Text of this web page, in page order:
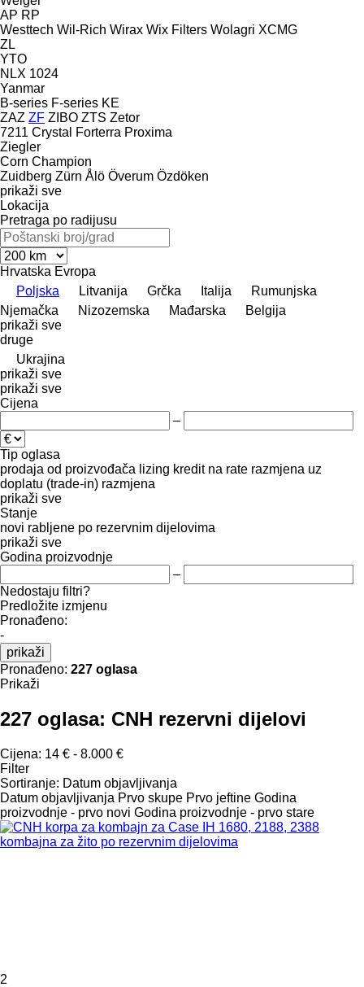
AP RP
Westtech Wil-Rich Wirax Wix Filters Wolagri XCMG
ZL
YTO
NLX 1024
Yanmar
B-series F-series KE
ZAZ ZF ZIBO ZTS Zetor
7211 Crystal Forterra Proxima
Ziegler
Corn Champion
Zuidberg Zürn Ålö Överum Özdöken
prikaži sve
Lokacija
Pretraga po radijusu
Hrvatska Evropa
Poljska
Litvanija Grčka Italija
Rumunjska
Njemačka
Nizozemska Mađarska
Belgija
prikaži sve
druge
Ukrajina
prikaži sve
prikaži sve
Cijena
–
Tip oglasa
prodaja od proizvođača lizing kredit na rate razmjena uz
doplatu (trade-in) razmjena
prikaži sve
Stanje
novi rabljene po rezervnim dijelovima
prikaži sve
Godina proizvodnje
–
Nedostaju filtri?
Predložite izmjenu
Pronađeno:
-
prikaži
Pronađeno: 227 oglasa
Prikaži
227 oglasa: CNH rezervni dijelovi
Cijena: 14 € - 8.000 €
Filter
Sortiranje: Datum objavljivanja
Datum objavljivanja Prvo skupe Prvo jeftine Godina
proizvodnje - prvo novi Godina proizvodnje - prvo stare
2